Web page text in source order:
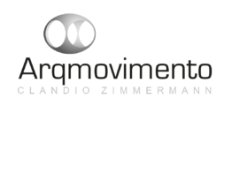
conteúdo